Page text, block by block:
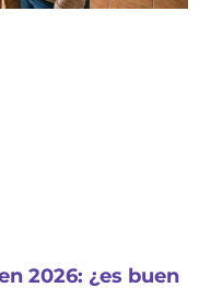
2026: ¿es buen